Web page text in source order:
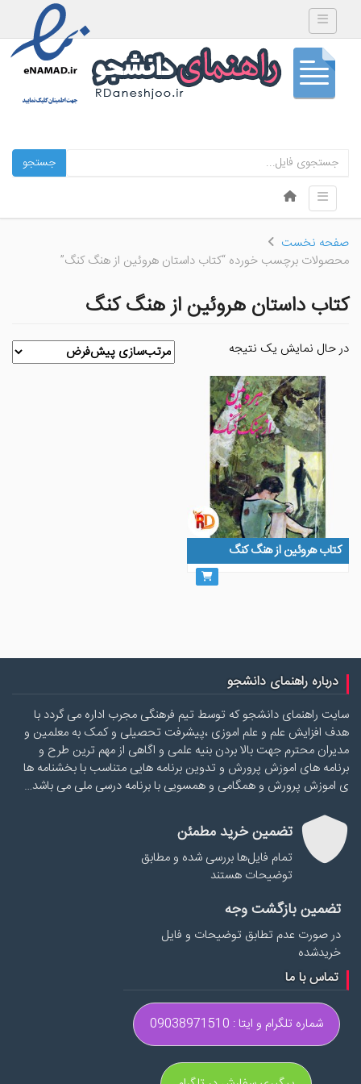
Toggle navigation
جستجو
Menu
Skip to content
Toggle navigation
صفحه نخست
محصولات برچسب خورده “کتاب داستان هروئین از هنگ کنگ”
کتاب داستان هروئین از هنگ کنگ
در حال نمایش یک نتیجه
کتاب هروئین از هنگ کنگ
درباره راهنمای دانشجو
سایت راهنمای دانشجو که توسط تیم فرهنگی مجرب اداره می گردد با
هدف افزایش علم و علم اموزی ،پیشرفت تحصیلی و کمک به معلمین و
مدیران محترم جهت بالا بردن بنیه علمی و اگاهی از مهم ترین طرح و
برنامه های اموزش پرورش و تدوین برنامه هایی متناسب با بخشنامه ها
ی اموزش پرورش و همگامی و همسویی با برنامه درسی ملی می باشد…
تضمین خرید مطمئن
تمام فایل‌ها بررسی شده و مطابق
توضیحات هستند
تضمین بازگشت وجه
در صورت عدم تطابق توضیحات و فایل
خریدشده
تماس با ما
شماره تلگرام و ایتا : 09038971510